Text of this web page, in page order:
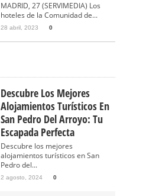
MADRID, 27 (SERVIMEDIA) Los
hoteles de la Comunidad de...
28 abril, 2023 0
Descubre Los Mejores
Alojamientos Turísticos En
San Pedro Del Arroyo: Tu
Escapada Perfecta
Descubre los mejores
alojamientos turísticos en San
Pedro del...
2 agosto, 2024 0